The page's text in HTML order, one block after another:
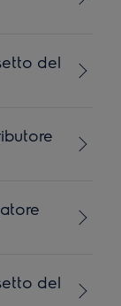
del
del